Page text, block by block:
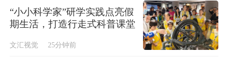
“小小科学家”研学实践点亮假
期生活，打造行走式科普课堂
文汇视觉 25分钟前